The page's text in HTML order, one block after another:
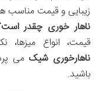
زیبایی و قیمت مناسب
ناهار خوری چقدر
قیمت، انواع
ناهارخوری شیک می
باشید.